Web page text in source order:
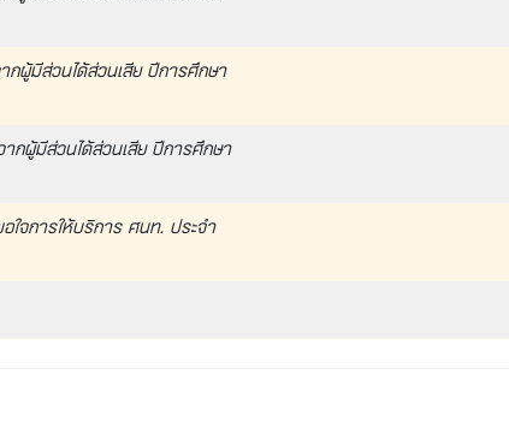
ผู้มีส่วนได้ส่วนเสีย ปีการศึกษา
กผู้มีส่วนได้ส่วนเสีย ปีการศึกษา
จการให้บริการ ศนท. ประจำ